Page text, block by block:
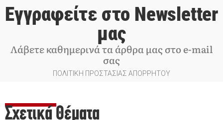
Εγγραφείτε στο Newsletter
μας
Λάβετε καθημερινά τα άρθρα μας στο e-mail
σας
ΠΟΛΙΤΙΚΗ ΠΡΟΣΤΑΣΙΑΣ ΑΠΟΡΡΗΤΟΥ
Σχετικά Θέματα